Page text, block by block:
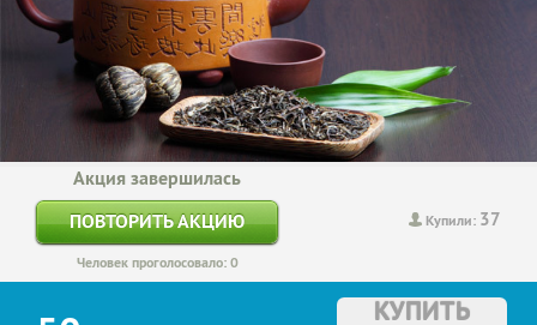
Купили: 37
Акция завершилась
ПОВТОРИТЬ АКЦИЮ
Человек проголосовало: 0
КУПИТЬ